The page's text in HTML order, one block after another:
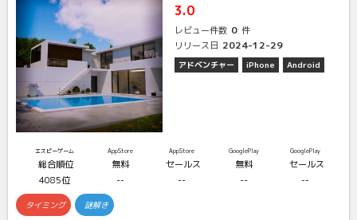
3.0
レビュー件数 0 件
リリース日 2024-12-29
アドベンチャー iPhone Android
エスピーゲーム
総合順位
4085位
AppStore
無料
--
AppStore
セールス
--
GooglePlay
無料
--
GooglePlay
セールス
--
タイミング 謎解き